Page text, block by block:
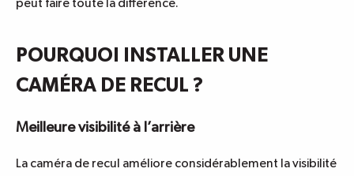
peut faire toute la différence.
POURQUOI INSTALLER UNE
CAMÉRA DE RECUL ?
Meilleure visibilité à l’arrière
La caméra de recul améliore considérablement la visibilité